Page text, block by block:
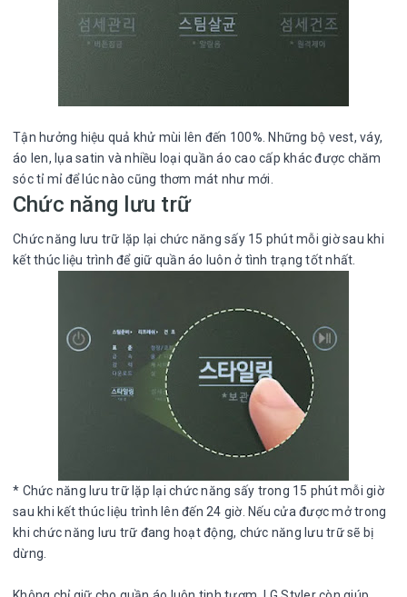
Tận hưởng hiệu quả khử mùi lên đến 100%. Những bộ vest, váy,
áo len, lụa satin và nhiều loại quần áo cao cấp khác được chăm
sóc tỉ mỉ để lúc nào cũng thơm mát như mới.
Chức năng lưu trữ
Chức năng lưu trữ lặp lại chức năng sấy 15 phút mỗi giờ sau khi
kết thúc liệu trình để giữ quần áo luôn ở tình trạng tốt nhất.
* Chức năng lưu trữ lặp lại chức năng sấy trong 15 phút mỗi giờ
sau khi kết thúc liệu trình lên đến 24 giờ. Nếu cửa được mở trong
khi chức năng lưu trữ đang hoạt động, chức năng lưu trữ sẽ bị
dừng.